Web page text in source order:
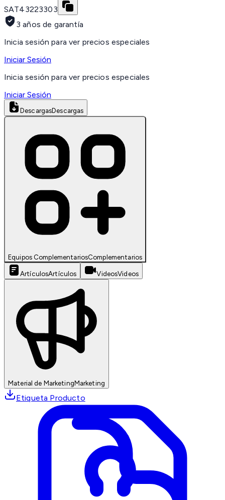
SAT43223303
3 años de garantía
Inicia sesión para ver precios especiales
Iniciar Sesión
Inicia sesión para ver precios especiales
Iniciar Sesión
DescargasDescargas
Equipos ComplementariosComplementarios
ArtículosArtículos VideosVideos
Material de MarketingMarketing
Etiqueta Producto